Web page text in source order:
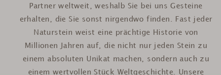
Partner weltweit, weshalb Sie bei uns Gesteine
erhalten, die Sie sonst nirgendwo finden. Fast jeder
Naturstein weist eine prächtige Historie von
Millionen Jahren auf, die nicht nur jeden Stein zu
einem absoluten Unikat machen, sondern auch zu
einem wertvollen Stück Weltgeschichte. Unsere